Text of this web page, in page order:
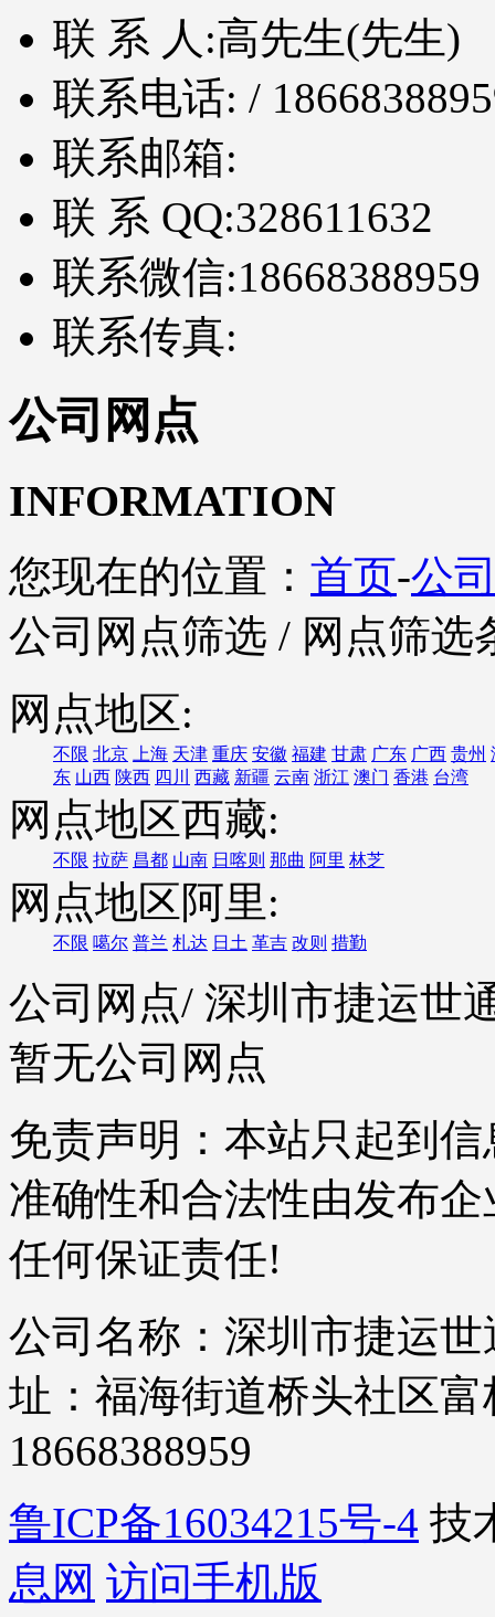
联 系 人:高先生(先生)
联系电话: /
联系邮箱:
联 系 QQ:328611632
联系微信:18668388959
联系传真:
公司网点
INFORMATION
您现在的位置： 首页-公
公司网点筛选 / 网点筛选
网点地区:
不限 北京 上海 天津 重庆 安徽 福建 甘肃 广东 广西 贵州
东 山西 陕西 四川 西藏 新疆 云南 浙江 澳门 香港 台湾
网点地区西藏:
不限 拉萨 昌都 山南 日喀则 那曲 阿里 林芝
网点地区阿里:
不限 噶尔 普兰 札达 日土 革吉 改则 措勤
公司网点/ 深圳市捷运世
暂无公司网点
免责声明：本站只起到
准确性和合法性由发布
任何保证责任!
公司名称：深圳市捷运
址：福海街道桥头社区
18668388959
鲁ICP备16034215号-4 技
息网 访问手机版